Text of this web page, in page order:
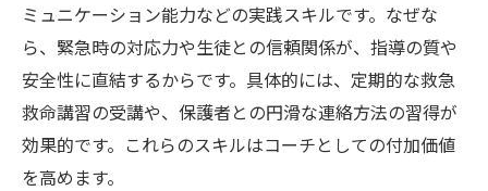
ミュニケーション能力などの実践スキルです。なぜな
ら、緊急時の対応力や生徒との信頼関係が、指導の質や
安全性に直結するからです。具体的には、定期的な救急
救命講習の受講や、保護者との円滑な連絡方法の習得が
効果的です。これらのスキルはコーチとしての付加価値
を高めます。